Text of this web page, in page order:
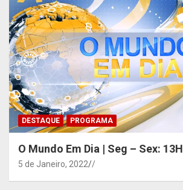
DESTAQUE PROGRAMA
O Mundo Em Dia | Seg – Sex: 13H
5 de Janeiro, 2022 /